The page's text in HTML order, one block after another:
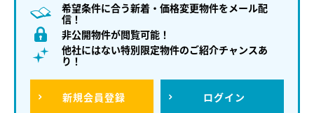
希望条件に合う新着・価格変更物件をメール配
信！
非公開物件が閲覧可能！
他社にはない特別限定物件のご紹介チャンスあ
り！
新規会員登録 ログイン